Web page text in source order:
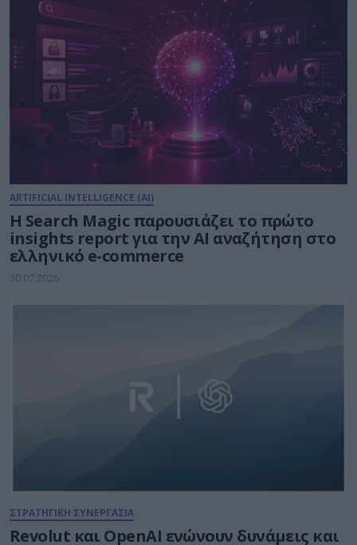
ARTIFICIAL INTELLIGENCE (AI)
Η Search Magic παρουσιάζει το πρώτο
insights report για την AI αναζήτηση στο
ελληνικό e-commerce
30.07.2026
ΣΤΡΑΤΗΓΙΚΗ ΣΥΝΕΡΓΑΣΙΑ
Revolut και OpenAI ενώνουν δυνάμεις και